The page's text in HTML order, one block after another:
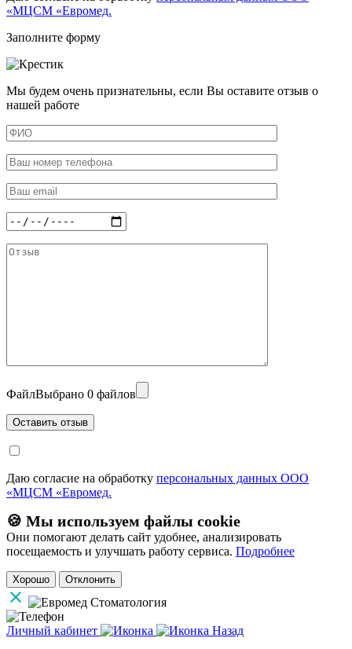
«МЦСМ «Евромед.
Заполните форму
Мы будем очень признательны, если Вы оставите отзыв о
нашей работе
ФайлВыбрано 0 файлов
Даю согласие на обработку персональных данных ООО
«МЦСМ «Евромед.
🍪 Мы используем файлы cookie
Они помогают делать сайт удобнее, анализировать
посещаемость и улучшать работу сервиса. Подробнее
Хорошо Отклонить
Личный кабинет
Назад